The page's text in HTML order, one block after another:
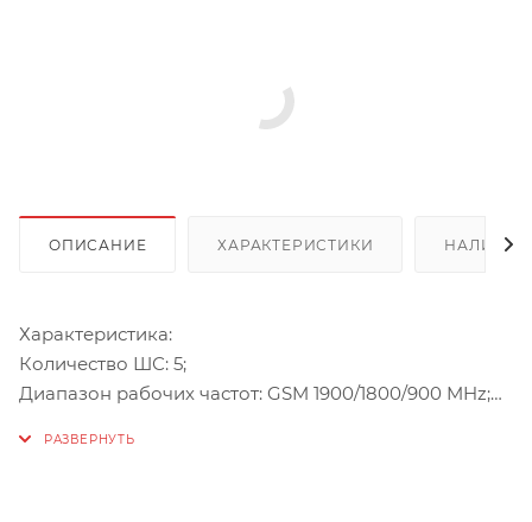
ОПИСАНИЕ ХАРАКТЕРИСТИКИ НАЛИЧИЕ
Характеристика:
Количество ШС: 5;
Диапазон рабочих частот: GSM 1900/1800/900 MHz;